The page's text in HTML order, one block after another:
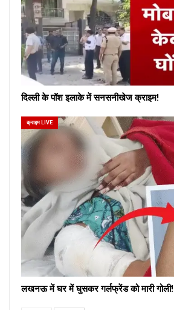
दिल्ली के पॉश इलाके में सनसनीखेज क्राइम!
क्राइम LIVE
लखनऊ में घर में घुसकर गर्लफ्रेंड को मारी गोली!